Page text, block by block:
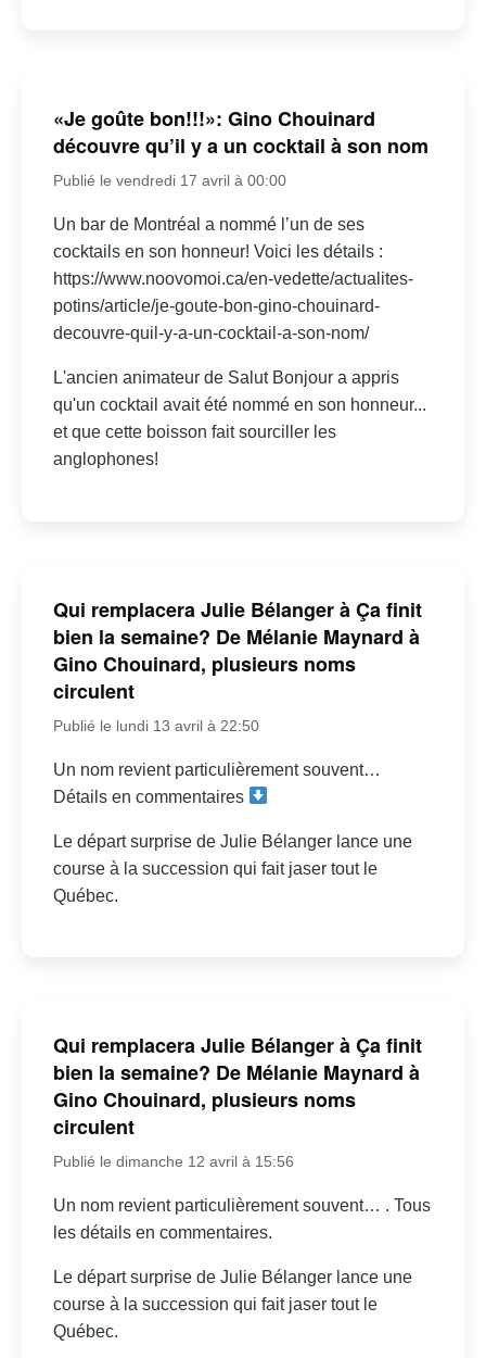
«Je goûte bon!!!»: Gino Chouinard
découvre qu’il y a un cocktail à son nom
Publié le vendredi 17 avril à 00:00
Un bar de Montréal a nommé l’un de ses
cocktails en son honneur! Voici les détails :
https://www.noovomoi.ca/en-vedette/actualites-
potins/article/je-goute-bon-gino-chouinard-
decouvre-quil-y-a-un-cocktail-a-son-nom/
L'ancien animateur de Salut Bonjour a appris
qu'un cocktail avait été nommé en son honneur...
et que cette boisson fait sourciller les
anglophones!
Qui remplacera Julie Bélanger à Ça finit
bien la semaine? De Mélanie Maynard à
Gino Chouinard, plusieurs noms
circulent
Publié le lundi 13 avril à 22:50
Un nom revient particulièrement souvent…
Détails en commentaires
Le départ surprise de Julie Bélanger lance une
course à la succession qui fait jaser tout le
Québec.
Qui remplacera Julie Bélanger à Ça finit
bien la semaine? De Mélanie Maynard à
Gino Chouinard, plusieurs noms
circulent
Publié le dimanche 12 avril à 15:56
Un nom revient particulièrement souvent… . Tous
les détails en commentaires.
Le départ surprise de Julie Bélanger lance une
course à la succession qui fait jaser tout le
Québec.